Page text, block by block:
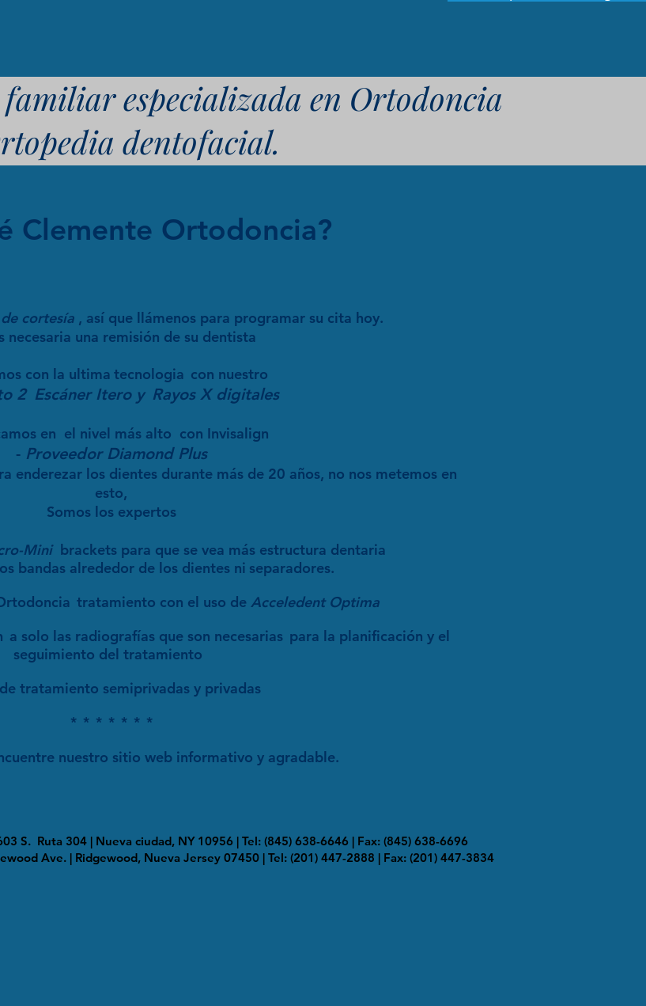
especializada en Ortodoncia
dentofacial.
Clemente Ortodoncia?
cortesía , así que llámenos para programar su cita hoy.
necesaria una remisión de su dentista
con la ultima tecnologia con nuestro
2 Escáner Itero y Rayos X digitales
en el nivel más alto con Invisalign
- Proveedor Diamond Plus
enderezar los dientes durante más de 20 años, no nos metemos en
esto,
Somos los expertos
Mini brackets para que se vea más estructura dentaria
bandas alrededor de los dientes ni separadores.
tratamiento con el uso de Acceledent Optima
a solo las radiografías que son necesarias para la planificación y el
seguimiento del tratamiento
tratamiento semiprivadas y privadas
* * * * * * *
nuestro sitio web informativo y agradable.
S. Ruta 304 | Nueva ciudad, NY 10956 | Tel: (845) 638-6646 | Fax: (845) 638-6696
Ave. | Ridgewood, Nueva Jersey 07450 | Tel: (201) 447-2888 | Fax: (201) 447-3834